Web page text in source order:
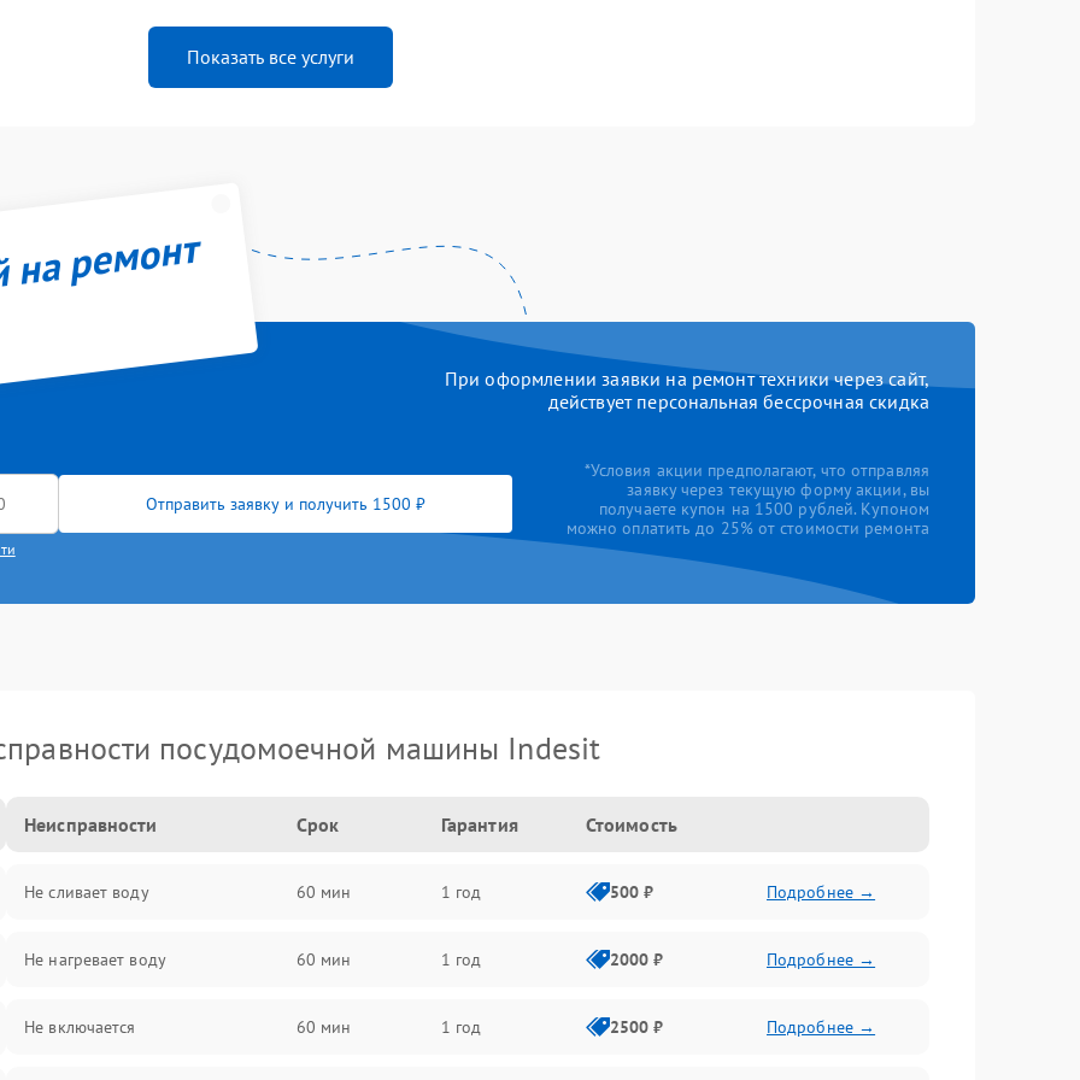
Показать все услуги
ремонт
При оформлении заявки на ремонт техники через сайт,
действует персональная бессрочная скидка
Отправить заявку и получить 1500 ₽
*Условия акции предполагают, что отправляя
заявку через текущую форму акции, вы
получаете купон на 1500 рублей. Купоном
можно оплатить до 25% от стоимости ремонта
посудомоечной машины Indesit
Неисправности Срок Гарантия Стоимость
Не сливает воду 60 мин 1 год 500 ₽ Подробнее →
Не нагревает воду 60 мин 1 год 2000 ₽ Подробнее →
Не включается 60 мин 1 год 2500 ₽ Подробнее →